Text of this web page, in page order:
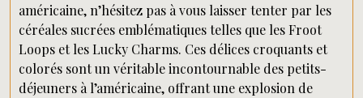
américaine, n’hésitez pas à vous laisser tenter par les
céréales sucrées emblématiques telles que les Froot
Loops et les Lucky Charms. Ces délices croquants et
colorés sont un véritable incontournable des petits-
déjeuners à l’américaine, offrant une explosion de